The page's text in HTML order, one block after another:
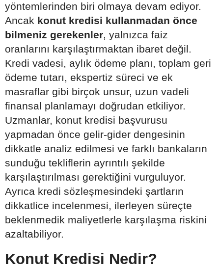
yöntemlerinden biri olmaya devam ediyor.
Ancak konut kredisi kullanmadan önce
bilmeniz gerekenler, yalnızca faiz
oranlarını karşılaştırmaktan ibaret değil.
Kredi vadesi, aylık ödeme planı, toplam geri
ödeme tutarı, ekspertiz süreci ve ek
masraflar gibi birçok unsur, uzun vadeli
finansal planlamayı doğrudan etkiliyor.
Uzmanlar, konut kredisi başvurusu
yapmadan önce gelir-gider dengesinin
dikkatle analiz edilmesi ve farklı bankaların
sunduğu tekliflerin ayrıntılı şekilde
karşılaştırılması gerektiğini vurguluyor.
Ayrıca kredi sözleşmesindeki şartların
dikkatlice incelenmesi, ilerleyen süreçte
beklenmedik maliyetlerle karşılaşma riskini
azaltabiliyor.
Konut Kredisi Nedir?